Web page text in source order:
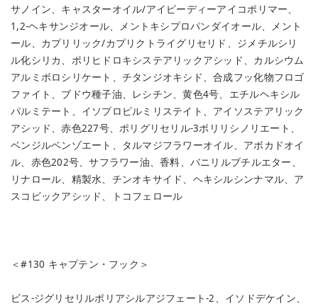
サノイン、キャスターオイル/アイピーディーアイコポリマー、
1,2-ヘキサンジオール、メントキシプロパンダイオール、メント
ール、カプリリック/カプリクトライグリセリド、ジメチルシリ
ル化シリカ、ポリヒドロキシステアリックアシッド、カルシウム
アルミボロシリケート、チタンジオキシド、合成フッ化物フロゴ
ファイト、ブドウ種子油、レシチン、黄色4号、エチルヘキシル
パルミテート、イソプロピルミリステイト、アイソステアリック
アシッド、赤色227号、ポリグリセリル-3ポリリシノリエート、
ベンジルベンゾエート、タルマジフラワーオイル、アボカドオイ
ル、赤色202号、サフラワー油、香料、バニリルブチルエター、
リナロール、精製水、チンオキサイド、ヘキシルシンナマル、ア
スコビックアシッド、トコフェロール
＜#130 キャプテン・フック＞
ビス-ジグリセリルポリアシルアジフェート-2、イソドデケイン、